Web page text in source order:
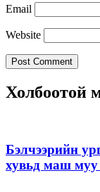
Email
Website
Холбоотой
Бэлчээрийн
хувьд маш муу